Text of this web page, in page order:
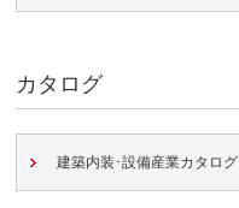
カタログ
建築内装･設備産業カタログ